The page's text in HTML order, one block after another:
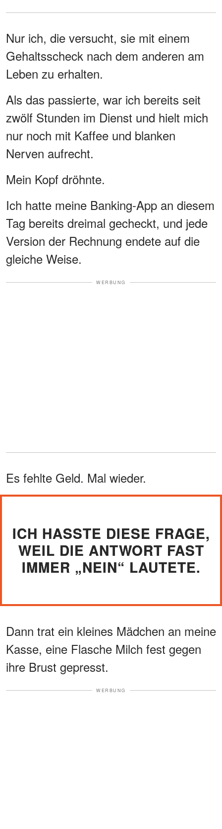
Nur ich, die versucht, sie mit einem
Gehaltsscheck nach dem anderen am
Leben zu erhalten.
Als das passierte, war ich bereits seit
zwölf Stunden im Dienst und hielt mich
nur noch mit Kaffee und blanken
Nerven aufrecht.
Mein Kopf dröhnte.
Ich hatte meine Banking-App an diesem
Tag bereits dreimal gecheckt, und jede
Version der Rechnung endete auf die
gleiche Weise.
WERBUNG
Es fehlte Geld. Mal wieder.
ICH HASSTE DIESE FRAGE,
WEIL DIE ANTWORT FAST
IMMER „NEIN“ LAUTETE.
Dann trat ein kleines Mädchen an meine
Kasse, eine Flasche Milch fest gegen
ihre Brust gepresst.
WERBUNG